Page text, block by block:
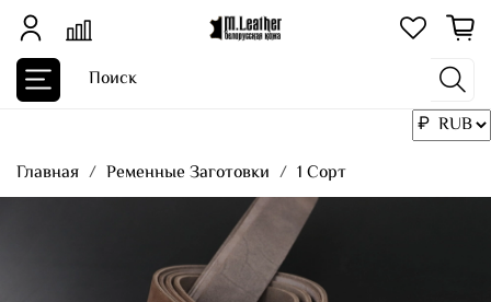
Главная Ременные Заготовки 1 Сорт